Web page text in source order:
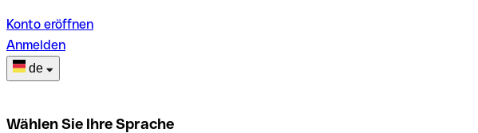
Konto eröffnen
Anmelden
de
Wählen Sie Ihre Sprache